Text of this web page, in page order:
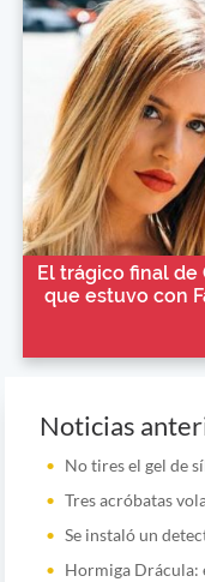
El trágico final
que estuvo con
Noticias
No tires el gel de
Tres acróbatas
Se instaló un
Hormiga Drácula: